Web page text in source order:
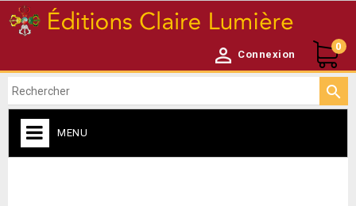
 Connexion
0

MENU